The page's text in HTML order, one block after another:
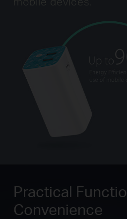
Practical
Convenience